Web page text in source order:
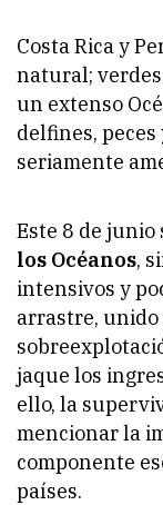
Costa Rica y
natural;
un extenso
delfines,
seriamente
Este 8 de junio
los Océanos,
intensivos y
arrastre, unido
jaque los
ello, la
mencionar la
componente
países.